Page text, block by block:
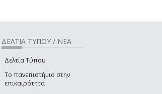
ΔΕΛΤΙΑ ΤΥΠΟΥ / ΝΕΑ
Δελτία Τύπου
Το πανεπιστήμιο στην
επικαιρότητα